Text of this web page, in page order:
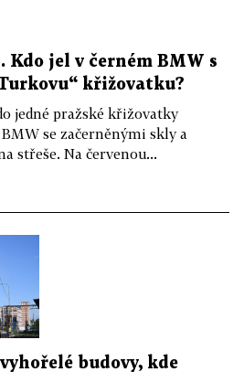
Kdo jel v černém BMW s
křižovatku?
jedné pražské křižovatky
se začerněnými skly a
střeše. Na červenou...
budovy, kde